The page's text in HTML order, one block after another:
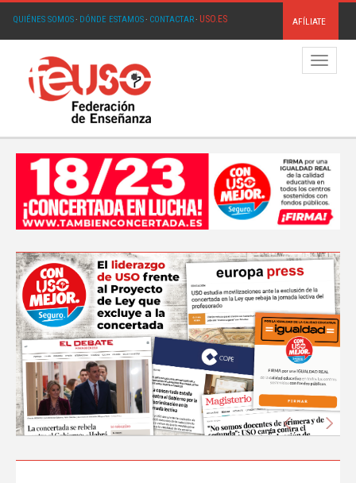
QUIÉNES SOMOS· DÓNDE ESTAMOS· CONTACTAR· USO.ES AFÍLIATE
Menú
Anterior